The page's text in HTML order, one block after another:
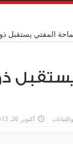
المفتي يستقبل
أكتوبر 26, 2013